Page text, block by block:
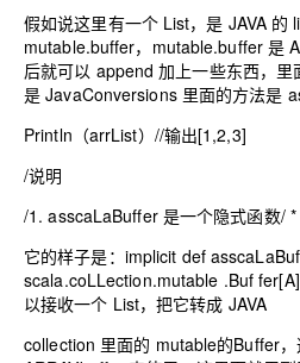
假如说这里有一个 List，是 JAVA 的
mutable.buffer，mutable.buffer 是
后就可以 append 加上一些东西，里
是 JavaConversions 里面的方法是
Println（arrList）//输出[1,2,3]
/说明
/1 . asscaLaBuffer 是一个隐式函数/ *
它的样子是： implicit def
scala.coLLection.mutable .Buf
以接收一个 List，把它转成 JAVA
collection 里面的 mutable的Buffer